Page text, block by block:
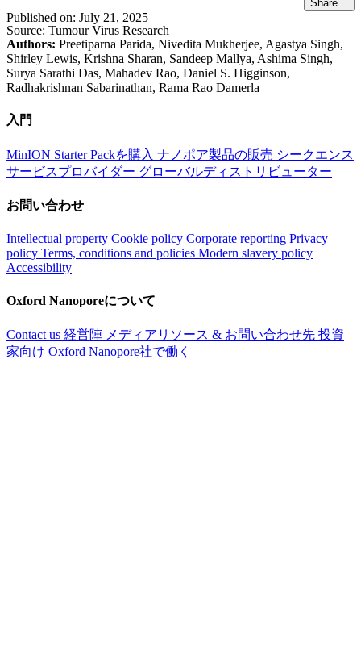
Share
Published on: July 21, 2025
Source: Tumour Virus Research
Authors: Preetiparna Parida, Nivedita Mukherjee, Agastya Singh,
Shirley Lewis, Krishna Sharan, Sandeep Mallya, Ashima Singh,
Surya Sarathi Das, Mahadev Rao, Daniel S. Higginson,
Radhakrishnan Sabarinathan, Rama Rao Damerla
入門
MinION Starter Packを購入 ナノポア製品の販売 シークエンス
サービスプロバイダー グローバルディストリビューター
お問い合わせ
Intellectual property Cookie policy Corporate reporting Privacy
policy Terms, conditions and policies Modern slavery policy
Accessibility
Oxford Nanoporeについて
Contact us 経営陣 メディアリソース & お問い合わせ先 投資
家向け Oxford Nanopore社で働く